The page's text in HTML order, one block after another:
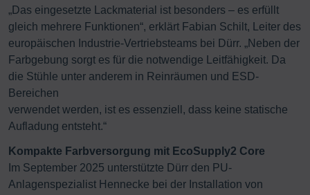
„Das eingesetzte Lackmaterial ist besonders – es erfüllt
gleich mehrere Funktionen“, erklärt Fabian Schilt, Leiter des
europäischen Industrie-Vertriebsteams bei Dürr. „Neben der
Farbgebung sorgt es für die notwendige Leitfähigkeit. Da
die Stühle unter anderem in Reinräumen und ESD-
Bereichen
verwendet werden, ist es essenziell, dass keine statische
Aufladung entsteht.“
Kompakte Farbversorgung mit EcoSupply2 Core
Im September 2025 unterstützte Dürr den PU-
Anlagenspezialist Hennecke bei der Installation von